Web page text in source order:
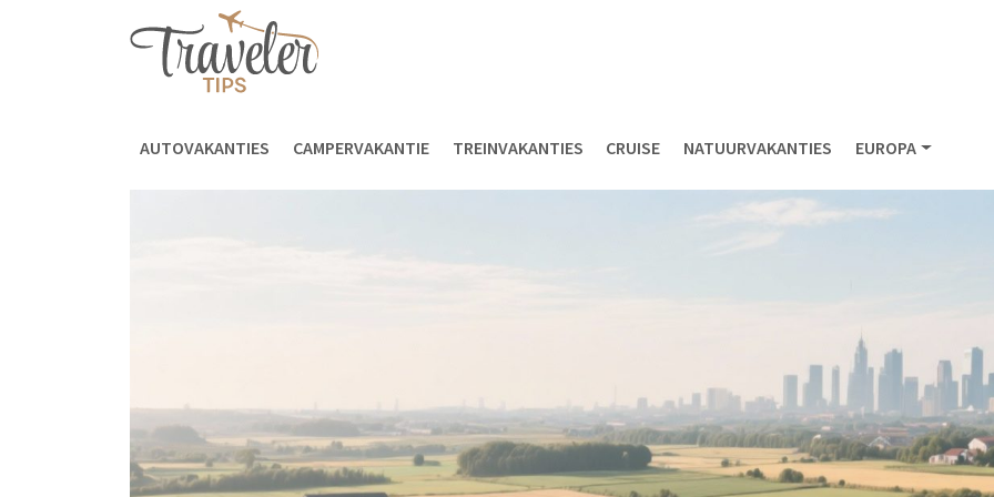
AUTOVAKANTIES CAMPERVAKANTIE TREINVAKANTIES CRUISE NATUURVAKANTIES EUROPA